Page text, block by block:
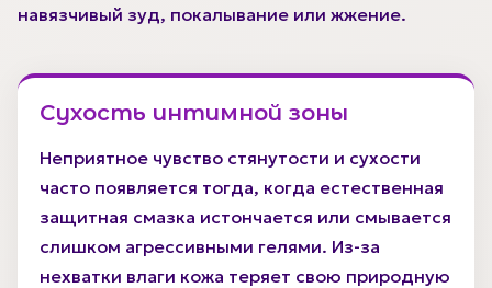
навязчивый зуд, покалывание или жжение.
Сухость интимной зоны
Неприятное чувство стянутости и сухости
часто появляется тогда, когда естественная
защитная смазка истончается или смывается
слишком агрессивными гелями. Из-за
нехватки влаги кожа теряет свою природную